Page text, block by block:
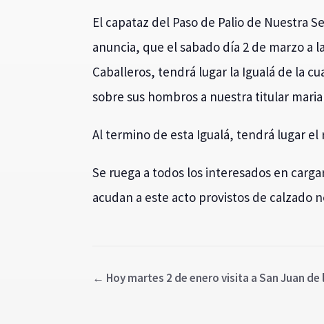
El capataz del Paso de Palio de Nuestra
anuncia, que el sabado día 2 de marzo a
Caballeros, tendrá lugar la Igualá de la
sobre sus hombros a nuestra titular
Al termino de esta Igualá, tendrá lugar el
Se ruega a todos los interesados en
acudan a este acto provistos de calzado
← Hoy martes 2 de enero visita a San Juan